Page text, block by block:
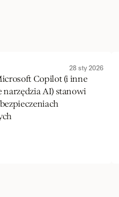
28 sty 2026
Copilot (i inne
narzędzia AI) stanowi